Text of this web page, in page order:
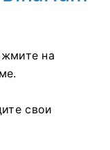
на
свои